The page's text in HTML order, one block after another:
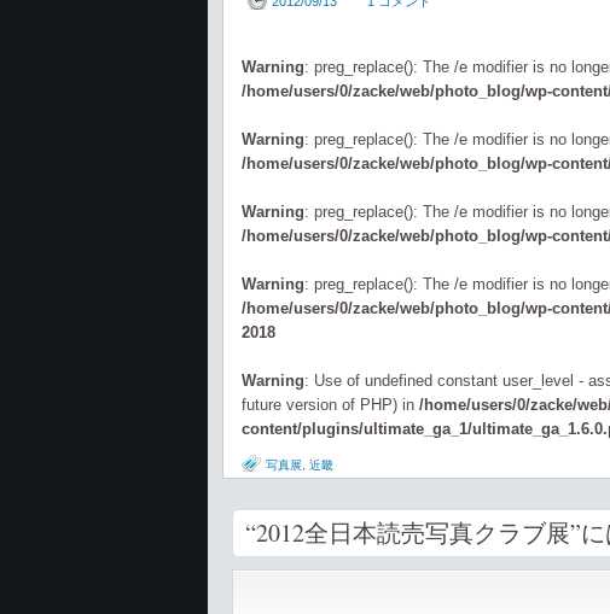
Warning: preg_replace(): The /e modifier is no
/home/users/0/zacke/web/photo_blog/wp-
Warning: preg_replace(): The /e modifier is no
/home/users/0/zacke/web/photo_blog/wp-
Warning: preg_replace(): The /e modifier is no
/home/users/0/zacke/web/photo_blog/wp-
Warning: preg_replace(): The /e modifier is no
/home/users/0/zacke/web/photo_blog/wp-
2018
Warning: Use of undefined constant user_level -
future version of PHP) in /home/users/0/zacke/
content/plugins/ultimate_ga_1/
写真展 近畿
“2012全日本読売写真クラブ展”